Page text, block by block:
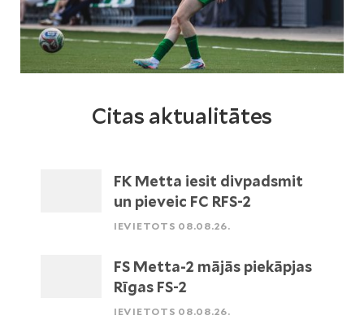
Citas aktualitātes
FK Metta iesit divpadsmit
un pieveic FC RFS-2
IEVIETOTS 08.08.26.
FS Metta-2 mājās piekāpjas
Rīgas FS-2
IEVIETOTS 08.08.26.